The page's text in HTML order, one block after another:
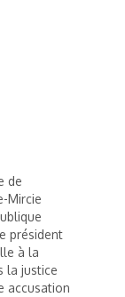
de
Mircie
président
à la
la justice
accusation